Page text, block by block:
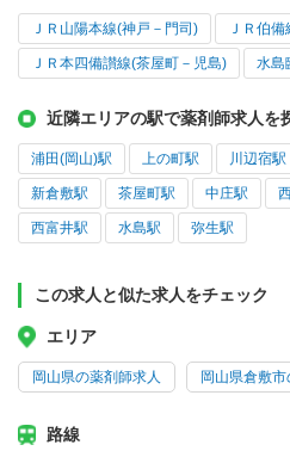
ＪＲ山陽本線(神戸－門司) ＪＲ伯備
ＪＲ本四備讃線(茶屋町－児島) 水島
近隣エリアの駅で薬剤師求人を
浦田(岡山)駅 上の町駅 川辺宿駅
新倉敷駅 茶屋町駅 中庄駅
西富井駅 水島駅 弥生駅
この求人と似た求人をチェック
エリア
岡山県の薬剤師求人 岡山県倉敷
路線